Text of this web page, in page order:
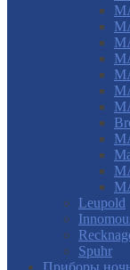
Leupold
Spuhr
Приборы